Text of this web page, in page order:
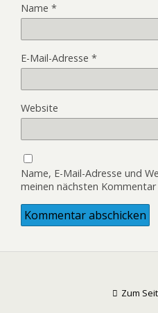
Name *
E-Mail-Adresse *
Website
Name, E-Mail-Adresse und
meinen nächsten Kommentar
Zum